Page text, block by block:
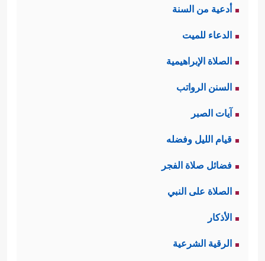
أدعية من السنة
الدعاء للميت
الصلاة الإبراهيمية
السنن الرواتب
آيات الصبر
قيام الليل وفضله
فضائل صلاة الفجر
الصلاة على النبي
الأذكار
الرقية الشرعية